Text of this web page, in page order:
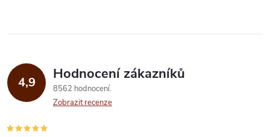
4,9 Hodnocení zákazníků
8562 hodnocení
Zobrazit recenze